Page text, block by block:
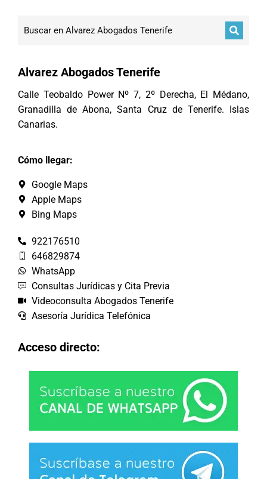
Alvarez Abogados Tenerife
Calle Teobaldo Power Nº 7, 2º Derecha, El Médano,
Granadilla de Abona, Santa Cruz de Tenerife. Islas
Canarias.
Cómo llegar:
Google Maps
Apple Maps
Bing Maps
922176510
646829874
WhatsApp
Consultas Jurídicas y Cita Previa
Videoconsulta Abogados Tenerife
Asesoría Jurídica Telefónica
Acceso directo: